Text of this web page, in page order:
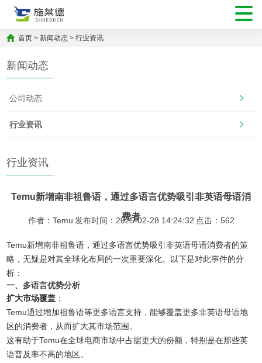
首页 > 新闻动态 >行业资讯
新闻动态
公司动态
行业资讯
行业资讯
Temu新增南非祖鲁语，通过多语言优势吸引非英语母语消
费者
作者：Temu 发布时间：2025-02-28 14:24:32 点击： 562
Temu新增南非祖鲁语，通过多语言优势吸引非英语母语消费者的策
略，无疑是对其全球化布局的一次重要深化。以下是对此事件的分
析：
一、多语言优势分析
扩大市场覆盖 ：
Temu通过增加祖鲁语等更多语言支持，能够覆盖更多非英语母语地
区的消费者，从而扩大其市场范围。
这有助于Temu在全球电商市场中占据更大的份额，特别是在那些英
语普及率不高的地区。